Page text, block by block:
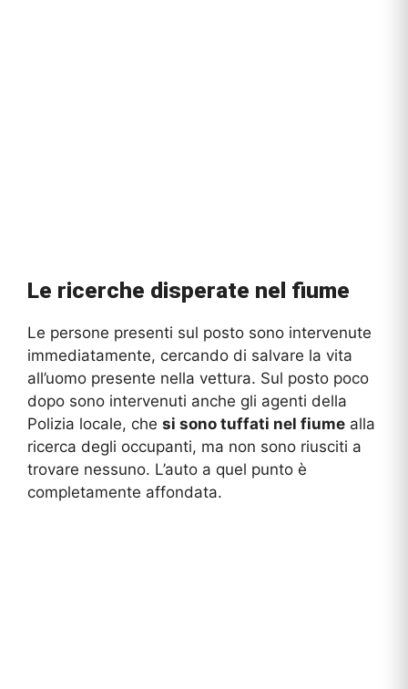
Le ricerche disperate nel fiume
Le persone presenti sul posto sono intervenute
immediatamente, cercando di salvare la vita
all’uomo presente nella vettura. Sul posto poco
dopo sono intervenuti anche gli agenti della
Polizia locale, che si sono tuffati nel fiume alla
ricerca degli occupanti, ma non sono riusciti a
trovare nessuno. L’auto a quel punto è
completamente affondata.